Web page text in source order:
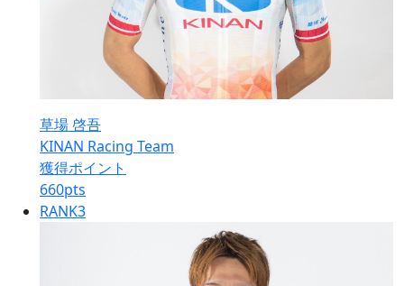
草場 啓吾
KINAN Racing Team
獲得ポイント
660pts
RANK3